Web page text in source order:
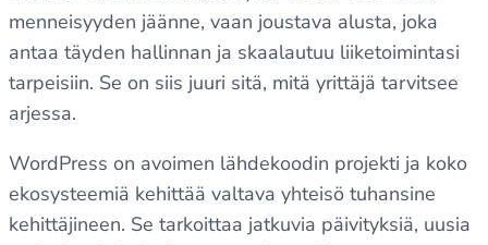
menneisyyden jäänne, vaan joustava alusta, joka
antaa täyden hallinnan ja skaalautuu liiketoimintasi
tarpeisiin. Se on siis juuri sitä, mitä yrittäjä tarvitsee
arjessa.
WordPress on avoimen lähdekoodin projekti ja koko
ekosysteemiä kehittää valtava yhteisö tuhansine
kehittäjineen. Se tarkoittaa jatkuvia päivityksiä, uusia